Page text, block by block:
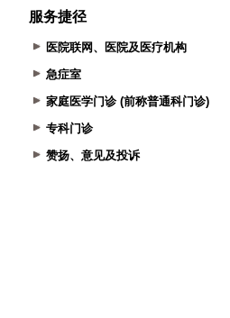
服务捷径
医院联网、医院及医疗机构
急症室
家庭医学门诊 (前称普通科门诊)
专科门诊
赞扬、意见及投诉